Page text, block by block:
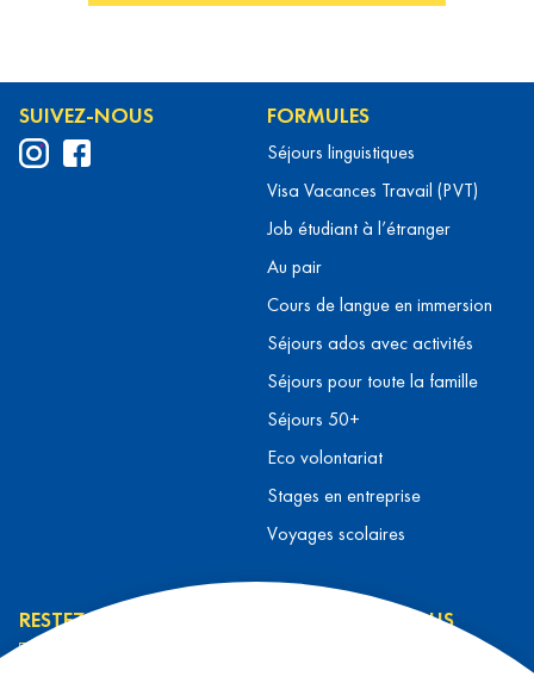
SUIVEZ-NOUS FORMULES
Séjours linguistiques
Visa Vacances Travail (PVT)
Job étudiant à l’étranger
Au pair
Cours de langue en immersion
Séjours ados avec activités
Séjours pour toute la famille
Séjours 50+
Eco volontariat
Stages en entreprise
Voyages scolaires
RESTEZ INFORMÉ CONTACTEZ-NOUS